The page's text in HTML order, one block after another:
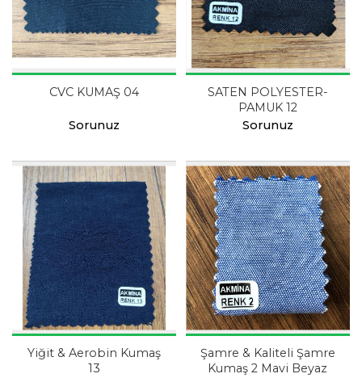
CVC KUMAŞ 04
Sorunuz
SATEN POLYESTER-
PAMUK 12
Sorunuz
Yiğit & Aerobin Kumaş
13
Şamre & Kaliteli Şamre
Kumaş 2 Mavi Beyaz